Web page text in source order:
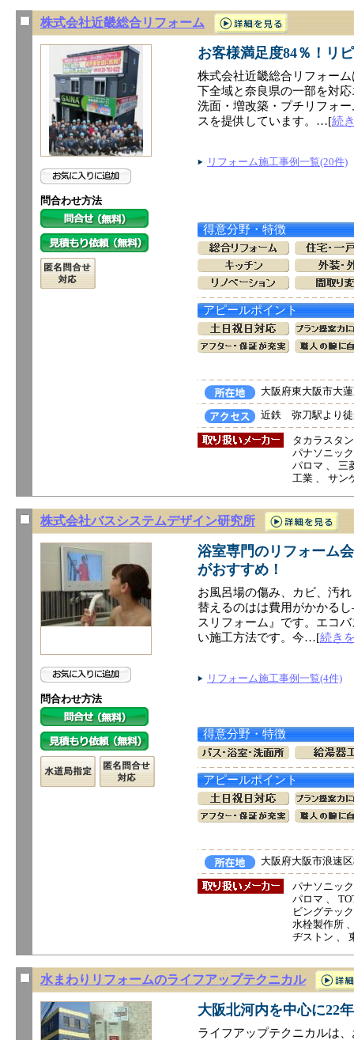
株式会社近畿総合リフォーム
問合わせ方法
お客様満足度84％！リ
株式会社近畿総合リフォー
下全域と奈良県の一部を対
洗面・増改築・プチリフォ
スを提供しています。…[続
リフォーム施工事例一覧(20件)
得意分野・特徴
アピールポイント
大阪府東大阪市大
近鉄 弥刀駅より徒
タカラスタ
パナソニッ
パロマ 、 三
工業 、 サン
株式会社バスシステムデザイン研究所
問合わせ方法
浴室専門のリフォーム
がおすすめ！
お風呂場の傷み、カビ、汚
替えるのはは費用がかかる
スリフォーム』です。エコ
い施工方法です。今…[続き
リフォーム施工事例一覧(4件)
得意分野・特徴
アピールポイント
大阪府大阪市浪速
パナソニッ
パロマ 、
ビングテッ
水栓製作所
ヂストン 、
水まわりリフォームのライフアップテクニカル
大阪北河内を中心に22
ライフアップテクニカルは